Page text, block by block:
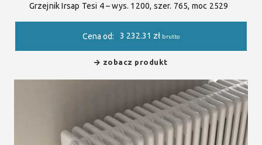
Grzejnik Irsap Tesi 4 – wys. 1200, szer. 765, moc 2529
Cena od: 3 232.31 zł brutto
zobacz produkt